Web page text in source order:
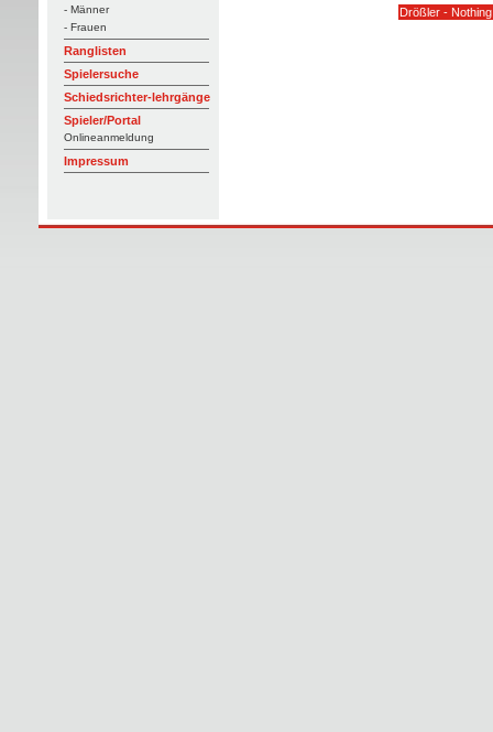
- Männer
- Frauen
Ranglisten
Spielersuche
Schiedsrichter-lehrgänge
Spieler/Portal
Onlineanmeldung
Impressum
Drößler -